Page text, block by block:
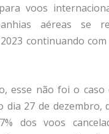
voos
aéreas se
continuando
esse não foi o caso
dia 27 de dezembro,
dos voos